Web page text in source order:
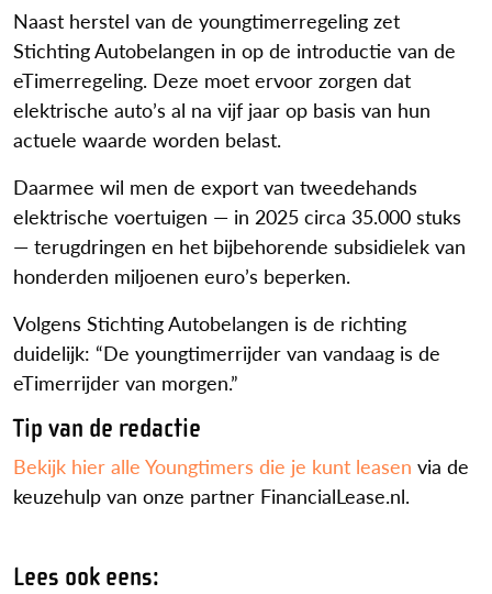
Naast herstel van de youngtimerregeling zet
Stichting Autobelangen in op de introductie van de
eTimerregeling. Deze moet ervoor zorgen dat
elektrische auto’s al na vijf jaar op basis van hun
actuele waarde worden belast.
Daarmee wil men de export van tweedehands
elektrische voertuigen — in 2025 circa 35.000 stuks
— terugdringen en het bijbehorende subsidielek van
honderden miljoenen euro’s beperken.
Volgens Stichting Autobelangen is de richting
duidelijk: “De youngtimerrijder van vandaag is de
eTimerrijder van morgen.”
Tip van de redactie
Bekijk hier alle Youngtimers die je kunt leasen via de
keuzehulp van onze partner FinancialLease.nl.
Lees ook eens: